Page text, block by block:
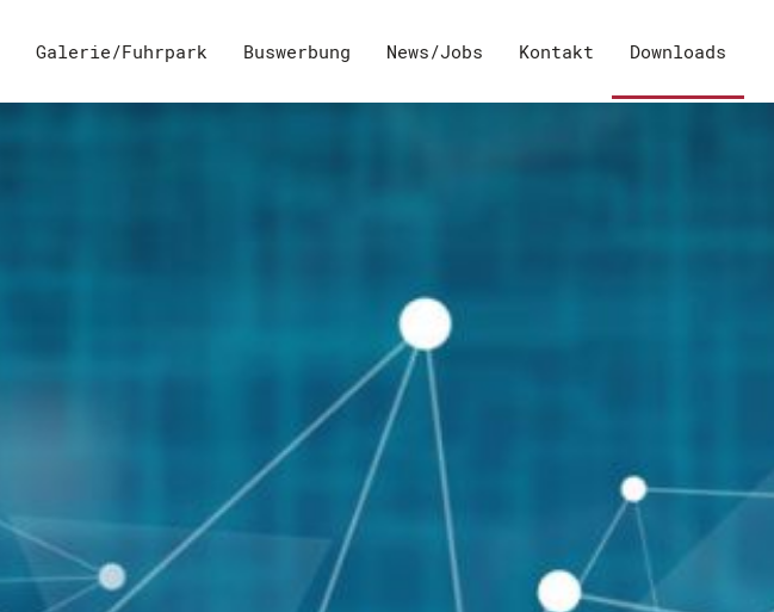
Galerie/Fuhrpark Buswerbung News/Jobs Kontakt Downloads